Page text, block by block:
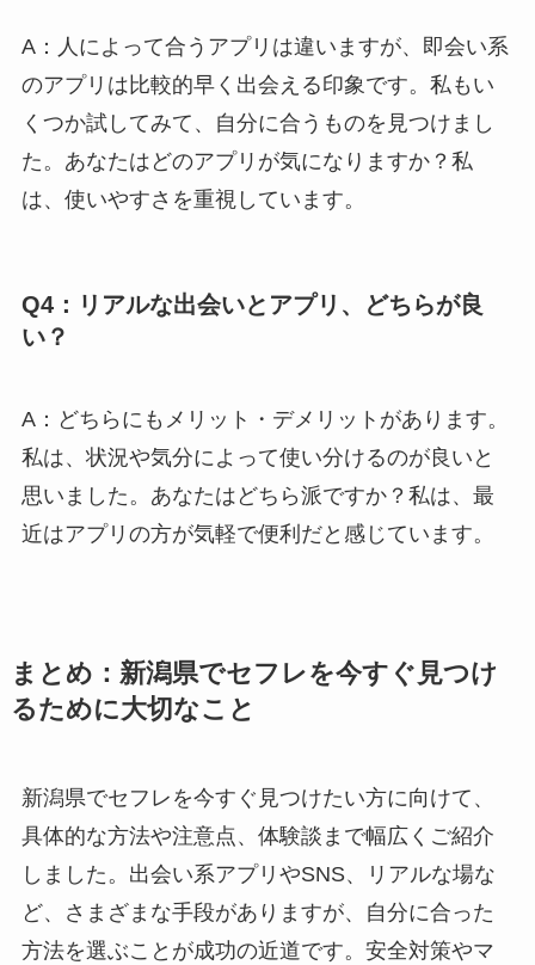
A：人によって合うアプリは違いますが、即会い系
のアプリは比較的早く出会える印象です。私もい
くつか試してみて、自分に合うものを見つけまし
た。あなたはどのアプリが気になりますか？私
は、使いやすさを重視しています。
Q4：リアルな出会いとアプリ、どちらが良
い？
A：どちらにもメリット・デメリットがあります。
私は、状況や気分によって使い分けるのが良いと
思いました。あなたはどちら派ですか？私は、最
近はアプリの方が気軽で便利だと感じています。
まとめ：新潟県でセフレを今すぐ見つけ
るために大切なこと
新潟県でセフレを今すぐ見つけたい方に向けて、
具体的な方法や注意点、体験談まで幅広くご紹介
しました。出会い系アプリやSNS、リアルな場な
ど、さまざまな手段がありますが、自分に合った
方法を選ぶことが成功の近道です。安全対策やマ